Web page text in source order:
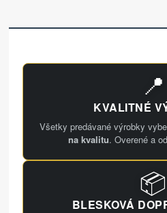
📍
KVALITNÉ
Všetky predávané výrobky
na kvalitu. Overené a
📦
BLESKOVÁ